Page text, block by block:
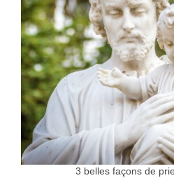
3 belles façons de